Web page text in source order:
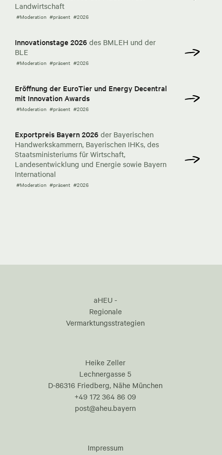
Landwirtschaft
#Moderation #präsent #2026
Innovationstage 2026 des BMLEH und der
BLE
#Moderation #präsent #2026
Eröffnung der EuroTier und Energy Decentral
mit Innovation Awards
#Moderation #präsent #2026
Exportpreis Bayern 2026 der Bayerischen
Handwerkskammern, Bayerischen IHKs, des
Staatsministeriums für Wirtschaft,
Landesentwicklung und Energie sowie Bayern
International
#Moderation #präsent #2026
aHEU -
Regionale
Vermarktungsstrategien
Heike Zeller
Lechnergasse 5
D-86316 Friedberg, Nähe München
+49 172 364 86 09
post@aheu.bayern
Impressum